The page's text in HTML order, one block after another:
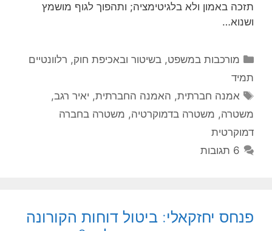
תזכה באמון ולא בלגיטימציה; ותהפוך לגוף מושמץ
ושנוא…
קטגוריות
מורכבות במשפט, בשיטור ובאכיפת חוק, רלוונטיים
תמיד
תגיות
אמנה חברתית, האמנה החברתית, יאיר רגב,
משטרה, משטרה בדמוקרטיה, משטרה בחברה
דמוקרטית
6 תגובות
פנחס יחזקאלי: ביטול דוחות הקורונה